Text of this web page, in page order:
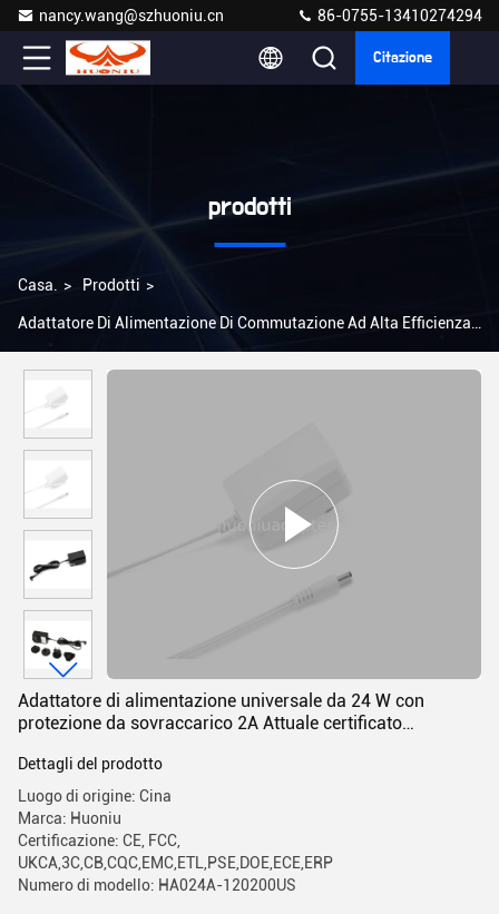
nancy.wang@szhuoniu.cn 86-0755-13410274294
Citazione
prodotti
Casa. > Prodotti >
Adattatore Di Alimentazione Di Commutazione Ad Alta Efficienza
da sovraccarico 2A Attuale certificato CE/FCC/ROHS
Adattatore di alimentazione universale da 24 W con
protezione da sovraccarico 2A Attuale certificato
Dettagli del prodotto
Luogo di origine: Cina
Marca: Huoniu
Certificazione: CE, FCC,
UKCA,3C,CB,CQC,EMC,ETL,PSE,DOE,ECE,ERP
Numero di modello: HA024A-120200US